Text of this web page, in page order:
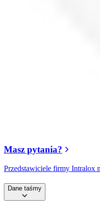
Masz pytania?
Przedstawiciele firmy Intralox
Dane taśmy